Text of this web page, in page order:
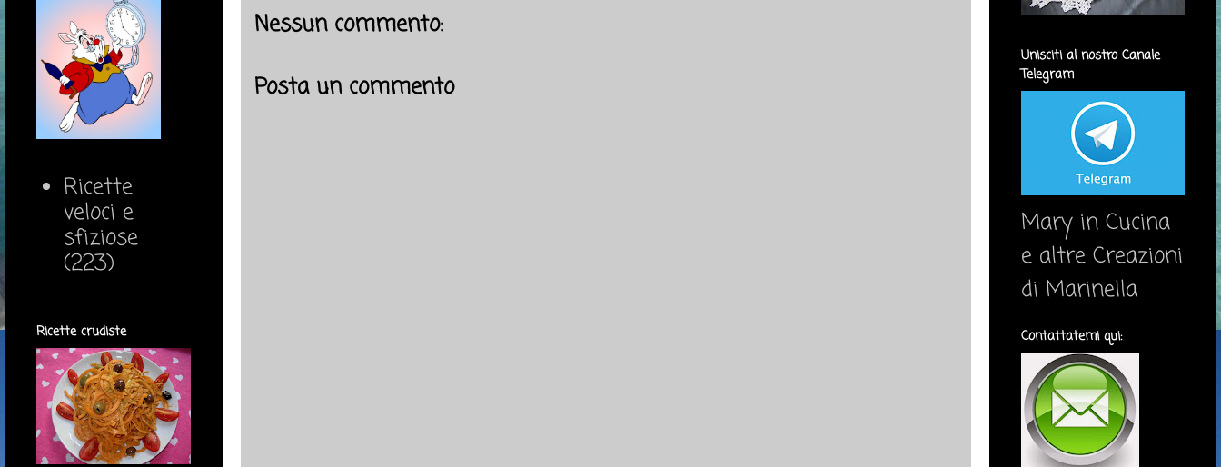
Nessun commento:
Posta un commento
Ricette
veloci e
sfiziose
(223)
Ricette crudiste
Unisciti al nostro Canale
Telegram
Mary in Cucina
e altre Creazioni
di Marinella
Contattatemi qui: